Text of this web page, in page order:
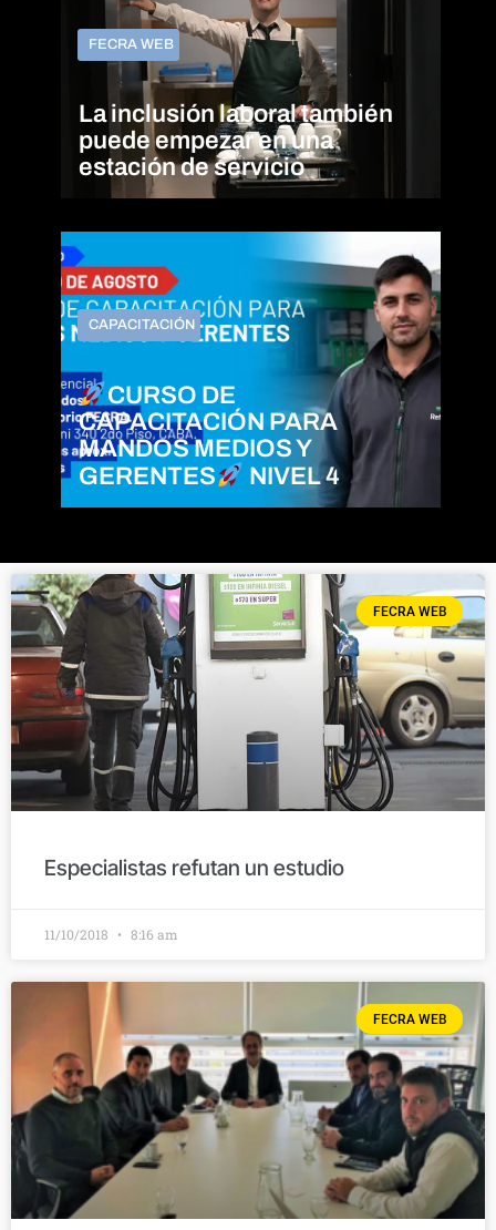
FECRA WEB
La inclusión laboral también
puede empezar en una
estación de servicio
CAPACITACIÓN
CURSO DE
CAPACITACIÓN PARA
MANDOS MEDIOS Y
GERENTES
NIVEL 4
FECRA WEB
Especialistas refutan un estudio
11/10/2018 8:16 am
FECRA WEB